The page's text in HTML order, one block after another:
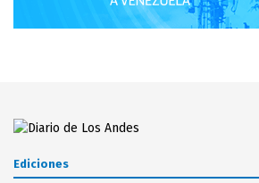
Ediciones